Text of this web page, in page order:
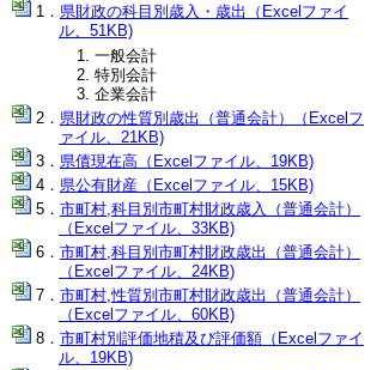
県財政の科目別歳入・歳出（Excelファイ
ル、51KB)
一般会計
特別会計
企業会計
県財政の性質別歳出（普通会計）（Excelフ
ァイル、21KB)
県債現在高（Excelファイル、19KB)
県公有財産（Excelファイル、15KB)
市町村,科目別市町村財政歳入（普通会計）
（Excelファイル、33KB)
市町村,科目別市町村財政歳出（普通会計）
（Excelファイル、24KB)
市町村,性質別市町村財政歳出（普通会計）
（Excelファイル、60KB)
市町村別評価地積及び評価額（Excelファイ
ル、19KB)